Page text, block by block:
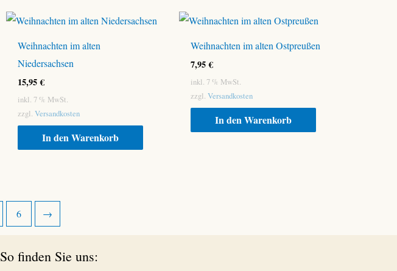
Weihnachten im alten
Niedersachsen
15,95€
inkl. 7 % MwSt.
zzgl.Versandkosten
In den Warenkorb
Weihnachten im alten Ostpreußen
7,95€
inkl. 7 % MwSt.
zzgl. Versandkosten
In den Warenkorb
6 →
So finden Sie uns: